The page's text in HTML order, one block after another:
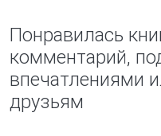
Понравилась
комментарий,
впечатлениями
друзьям